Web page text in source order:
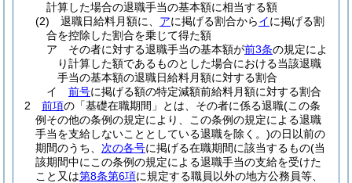
計算した場合の退職手当の基本額に相当する額
(2)
退職日給料月額に、 アに掲げる割合からイに掲げる割
合を控除した割合を乗じて得た額
ア
その者に対する退職手当の基本額が前3条の規定によ
り計算した額であるものとした場合における当該退職
手当の基本額の退職日給料月額に対する割合
イ
前号に掲げる額の特定減額前給料月額に対する割合
2
前項の「基礎在職期間」とは、その者に係る退職(この条
例その他の条例の規定により、この条例の規定による退職
手当を支給しないこととしている退職を除く。)の日以前の
期間のうち、 次の各号に掲げる在職期間に該当するもの(当
該期間中にこの条例の規定による退職手当の支給を受けた
こと又は第8条第6項に規定する職員以外の地方公務員等、